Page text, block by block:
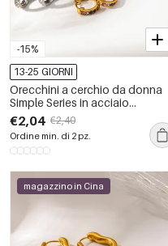
-15%
13-25 GIORNI
Orecchini a cerchio da donna
Simple Series in acciaio
inossidabile, impermeabili, color
oro, con strass.
€2,04 €2,40
Ordine min. di 2 pz.
magazzino in Cina